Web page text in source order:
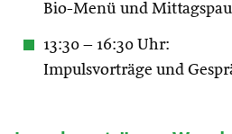
Bio-Menü und
13:30 – 16:30 Uhr:
Impulsvorträge und